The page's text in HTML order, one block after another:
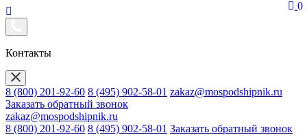
Контакты
8 (800) 201-92-60 8 (495) 902-58-01 zakaz@mospodshipnik.ru
Заказать обратный звонок
zakaz@mospodshipnik.ru
8 (800) 201-92-60 8 (495) 902-58-01 Заказать обратный звонок
0